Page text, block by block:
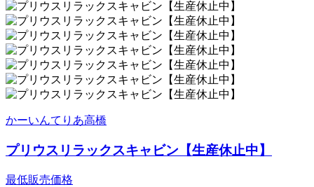
かーいんてりあ高橋
プリウスリラックスキャビン【生産休止中】
最低販売価格